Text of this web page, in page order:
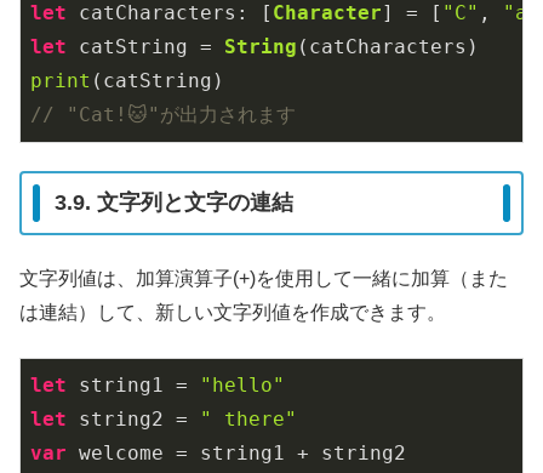
let catCharacters: [ Character] = [ "C" , "a"
let catString = String
print
// "Cat!🐱"が出力されます
3.9. 文字列と文字の連結
文字列値は、加算演算子(+)を使用して一緒に加算（また
は連結）して、新しい文字列値を作成できます。
let string1 =
"hello"
let string2 =
" there"
var